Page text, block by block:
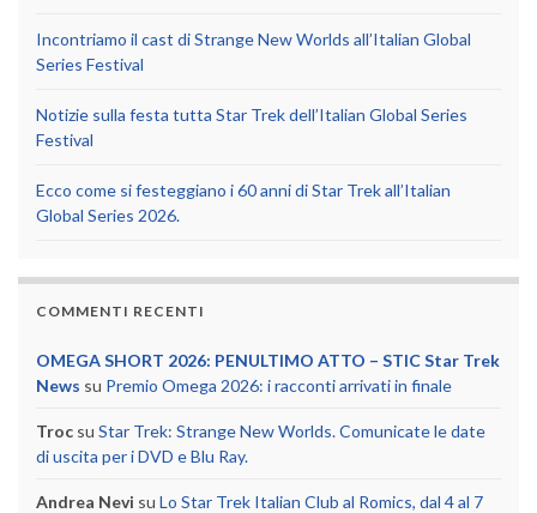
Incontriamo il cast di Strange New Worlds all’Italian Global
Series Festival
Notizie sulla festa tutta Star Trek dell’Italian Global Series
Festival
Ecco come si festeggiano i 60 anni di Star Trek all’Italian
Global Series 2026.
COMMENTI RECENTI
OMEGA SHORT 2026: PENULTIMO ATTO – STIC Star Trek
News su Premio Omega 2026: i racconti arrivati in finale
Troc su Star Trek: Strange New Worlds. Comunicate le date
di uscita per i DVD e Blu Ray.
Andrea Nevi su Lo Star Trek Italian Club al Romics, dal 4 al 7